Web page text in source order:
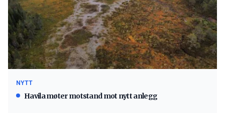
NYTT
Havila møter motstand mot nytt anlegg